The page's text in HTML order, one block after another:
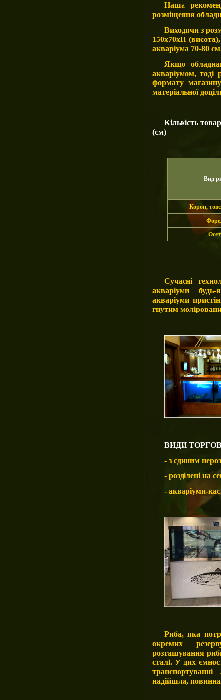
Наша
розміщення
Виходячи з
150х70хН
акваріума 70-80
Якщо
акваріумом, тоді
формату
матеріальної
Кількість
(см)
Вид
Короп,
Сучасні
акваріуми будь-
акваріуми
гнутим
ВИДИ
- з єдиним
- розділені на
- акваріуми-
Риба, яка
окремих
розташування
сталі. У цих
надійшла,